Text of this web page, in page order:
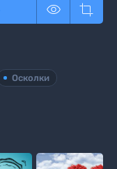
 
Осколки